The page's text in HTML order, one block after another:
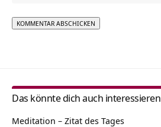
Das könnte dich auch interessieren
Meditation – Zitat des Tages